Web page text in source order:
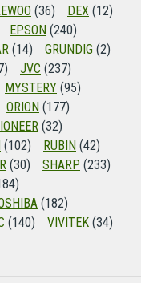
(36) DEX (12)
EPSON (240)
(14) GRUNDIG (2)
JVC (237)
MYSTERY (95)
ORION (177)
(32)
(102) RUBIN (42)
(30) SHARP (233)
(182)
(140) VIVITEK (34)